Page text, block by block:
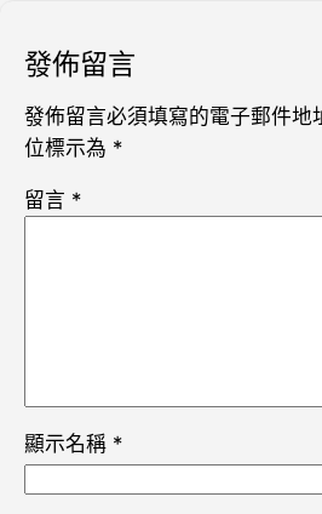
發佈留言
發佈留言必須填寫的電子郵件地
位標示為 *
留言 *
顯示名稱 *